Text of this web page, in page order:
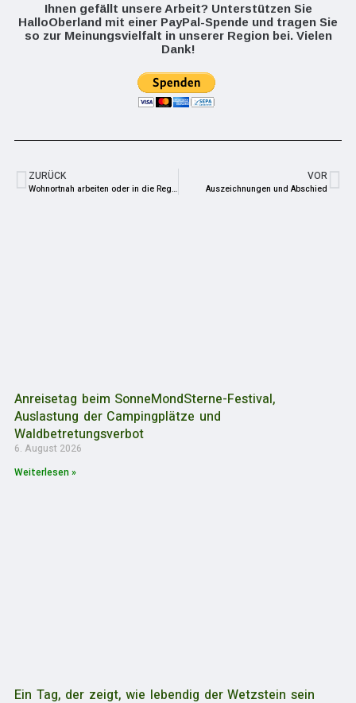
Ihnen gefällt unsere Arbeit? Unterstützen Sie
HalloOberland mit einer PayPal-Spende und tragen Sie
so zur Meinungsvielfalt in unserer Region bei. Vielen
Dank!
ZURÜCK
Wohnortnah arbeiten oder in die Region zurückkehren: Pendler- und Rückkehrertag bietet wertvolle Orientierung
VOR
Auszeichnungen und Abschied
Anreisetag beim SonneMondSterne-Festival,
Auslastung der Campingplätze und
Waldbetretungsverbot
6. August 2026
Weiterlesen »
Ein Tag, der zeigt, wie lebendig der Wetzstein sein